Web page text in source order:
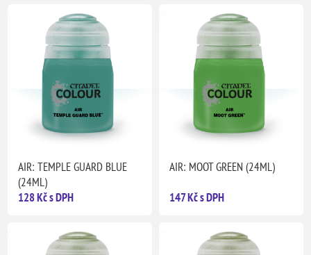
AIR: TEMPLE GUARD BLUE
(24ML)
128 Kč s DPH
AIR: MOOT GREEN (24ML)
147 Kč s DPH